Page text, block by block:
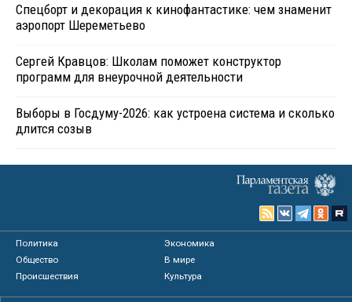
Спецборт и декорация к кинофантастике: чем знаменит
аэропорт Шереметьево
Сергей Кравцов: Школам поможет конструктор
программ для внеурочной деятельности
Выборы в Госдуму-2026: как устроена система и сколько
длится созыв
Политика
Экономика
Общество
В мире
Происшествия
Культура